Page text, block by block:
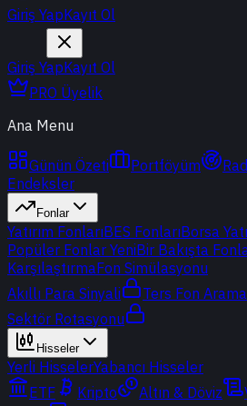
Giriş YapKayıt Ol
Giriş YapKayıt Ol
PRO Üyelik
Ana Menu
Günün Özeti Portföyüm
Endeksler
Fonlar
Yatırım FonlarıBES FonlarıBorsa
Popüler Fonlar YeniBir Bakışta
KarşılaştırmaFon Simülasyonu
Akıllı Para Sinyali
Ters Fon Arama
Sektör Rotasyonu
Hisseler
Yerli HisselerYabancı Hisseler
ETF
Kripto Altın & Döviz